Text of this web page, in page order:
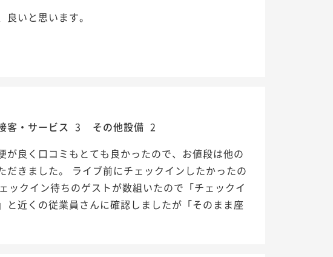
いと思います。
客・サービス 3 その他設備 2
良く口コミもとても良かったので、お値段は他の
きました。 ライブ前にチェックインしたかったの
クイン待ちのゲストが数組いたので「チェックイ
近くの従業員さんに確認しましたが「そのまま座